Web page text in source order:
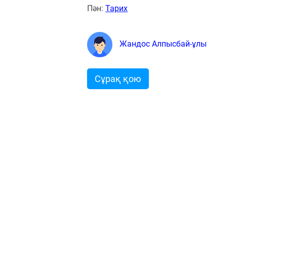
Пән: Тарих
Жандос Алпысбай-ұлы
Сұрақ қою